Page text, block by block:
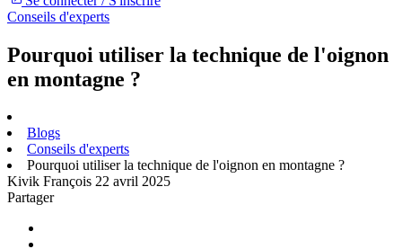
Conseils d'experts
Pourquoi utiliser la technique de l'oignon
en montagne ?
Blogs
Conseils d'experts
Pourquoi utiliser la technique de l'oignon en montagne ?
Kivik François 22 avril 2025
Partager